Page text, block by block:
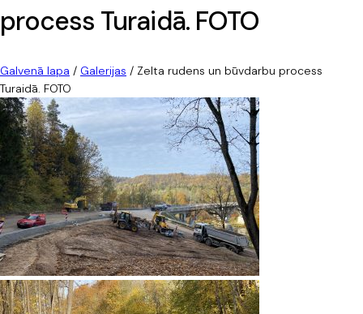
process Turaidā. FOTO
Galvenā lapa / Galerijas / Zelta rudens un būvdarbu process
Turaidā. FOTO